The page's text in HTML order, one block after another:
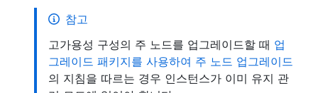
참고
고가용성 구성의 주 노드를 업그레이드할 때 업
그레이드 패키지를 사용하여 주 노드 업그레이드
의 지침을 따르는 경우 인스턴스가 이미 유지 관